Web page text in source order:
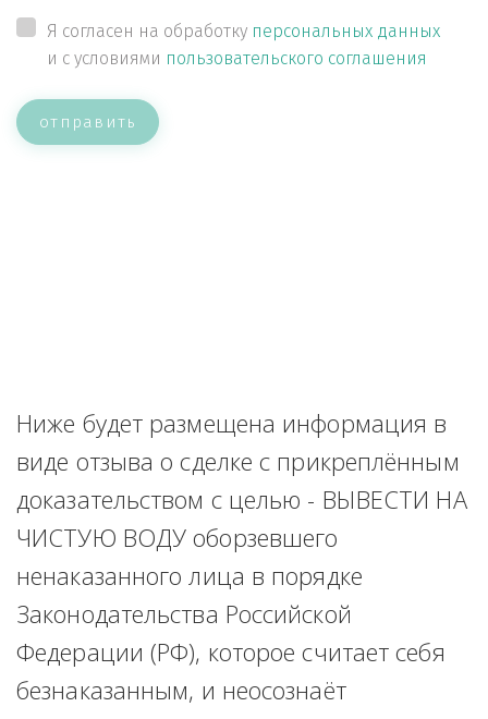
Я согласен на обработку персональных данных
и с условиями пользовательского соглашения
отправить
Ниже будет размещена информация в
виде отзыва о сделке с прикреплённым
доказательством с целью - ВЫВЕСТИ НА
ЧИСТУЮ ВОДУ оборзевшего
ненаказанного лица в порядке
Законодательства Российской
Федерации (РФ), которое считает себя
безнаказанным, и неосознаёт